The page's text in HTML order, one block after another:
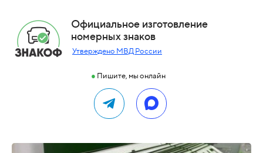
Официальное изготовление
номерных знаков
Утверждено МВД России
● Пишите, мы онлайн